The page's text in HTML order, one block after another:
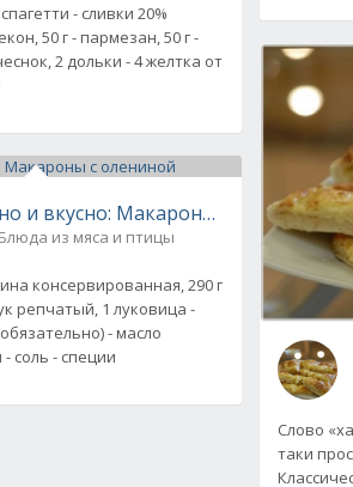
- сливки 20%
50 г - пармезан, 50 г -
2 дольки - 4 желтка от
и вкусно: Макароны с олениной
Блюда из мяса и птицы
консервированная, 290 г
репчатый, 1 луковица -
- масло
соль - специи
Слово
таки